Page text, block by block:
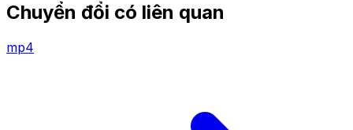
Chuyển đổi có liên quan
mp4